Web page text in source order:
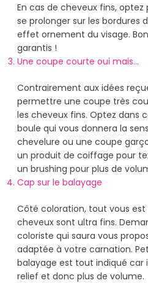
En cas de cheveux fins,
se prolonger sur les bordures
effet ornement du visage.
garantis !
Une coupe courte oui mais…
Contrairement aux idées
permettre une coupe très
les cheveux fins. Optez dans
boule qui vous donnera la
chevelure ou une coupe
un produit de coiffage pour
un brushing pour plus de
Cap sur le balayage
Côté coloration, tout vous
cheveux sont ultra fins.
coloriste qui saura vous
adaptée à votre carnation.
balayage est tout indiqué
relief et donc plus de volume.